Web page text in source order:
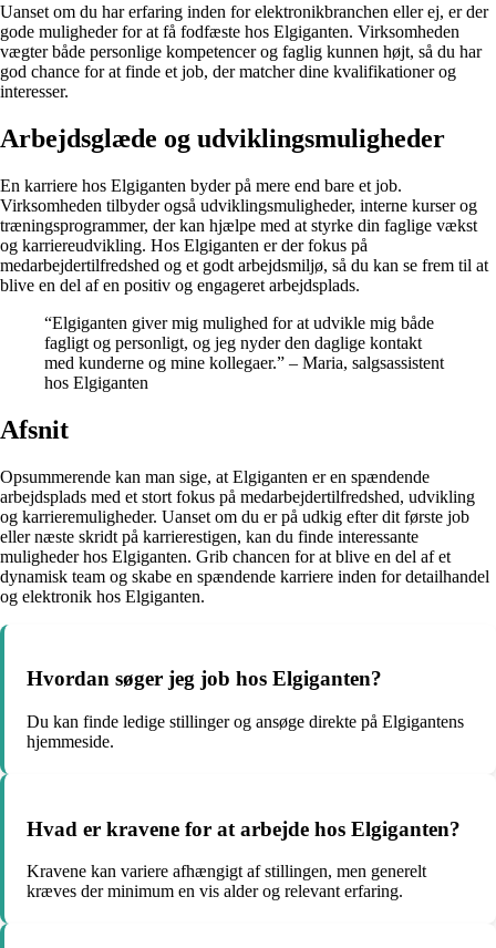
Uanset om du har erfaring inden for elektronikbranchen eller ej, er der
gode muligheder for at få fodfæste hos Elgiganten. Virksomheden
vægter både personlige kompetencer og faglig kunnen højt, så du har
god chance for at finde et job, der matcher dine kvalifikationer og
interesser.
Arbejdsglæde og udviklingsmuligheder
En karriere hos Elgiganten byder på mere end bare et job.
Virksomheden tilbyder også udviklingsmuligheder, interne kurser og
træningsprogrammer, der kan hjælpe med at styrke din faglige vækst
og karriereudvikling. Hos Elgiganten er der fokus på
medarbejdertilfredshed og et godt arbejdsmiljø, så du kan se frem til at
blive en del af en positiv og engageret arbejdsplads.
“Elgiganten giver mig mulighed for at udvikle mig både
fagligt og personligt, og jeg nyder den daglige kontakt
med kunderne og mine kollegaer.” – Maria, salgsassistent
hos Elgiganten
Afsnit
Opsummerende kan man sige, at Elgiganten er en spændende
arbejdsplads med et stort fokus på medarbejdertilfredshed, udvikling
og karrieremuligheder. Uanset om du er på udkig efter dit første job
eller næste skridt på karrierestigen, kan du finde interessante
muligheder hos Elgiganten. Grib chancen for at blive en del af et
dynamisk team og skabe en spændende karriere inden for detailhandel
og elektronik hos Elgiganten.
Hvordan søger jeg job hos Elgiganten?
Du kan finde ledige stillinger og ansøge direkte på Elgigantens
hjemmeside.
Hvad er kravene for at arbejde hos Elgiganten?
Kravene kan variere afhængigt af stillingen, men generelt
kræves der minimum en vis alder og relevant erfaring.